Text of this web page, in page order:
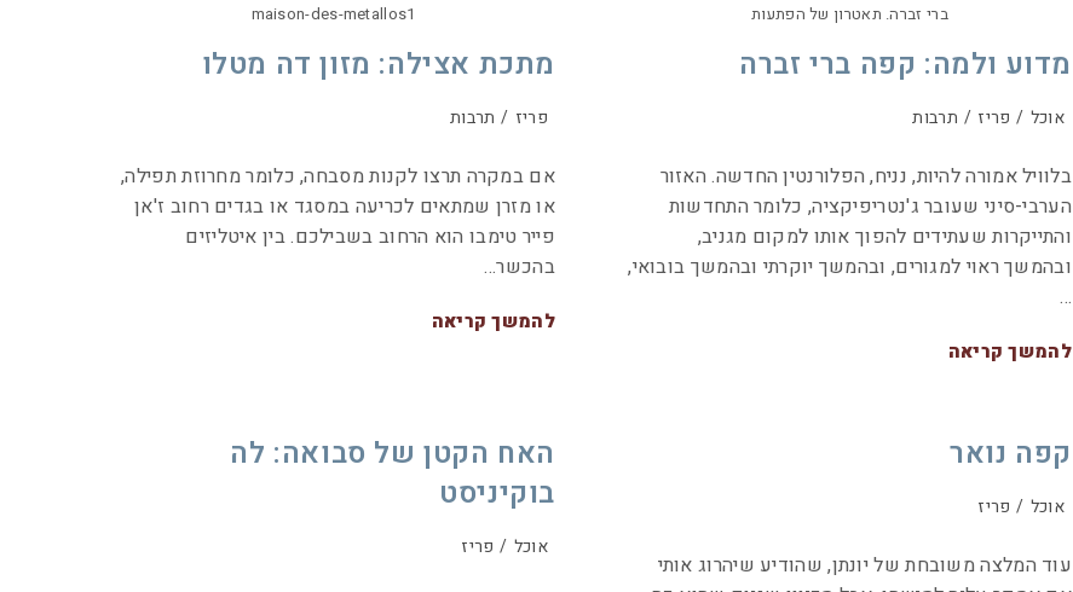
maison-des-metallos1
מתכת אצילה: מזון דה מטלו
פריז / תרבות
אם במקרה תרצו לקנות מסבחה, כלומר מחרוזת תפילה,
או מזרן שמתאים לכריעה במסגד או בגדים רחוב ז'אן
פייר טימבו הוא הרחוב בשבילכם. בין איטליזים
בהכשר…
להמשך קריאה
ברי זברה. תאטרון של הפתעות
מדוע ולמה: קפה ברי זברה
אוכל / פריז / תרבות
בלוויל אמורה להיות, נניח, הפלורנטין החדשה. האזור
הערבי-סיני שעובר ג'נטריפיקציה, כלומר התחדשות
והתייקרות שעתידים להפוך אותו למקום מגניב,
ובהמשך ראוי למגורים, ובהמשך יוקרתי ובהמשך בובואי,
…
להמשך קריאה
האח הקטן של סבואה: לה
בוקיניסט
אוכל / פריז
קפה נואר
אוכל / פריז
עוד המלצה משובחת של יונתן, שהודיע שיהרוג אותי